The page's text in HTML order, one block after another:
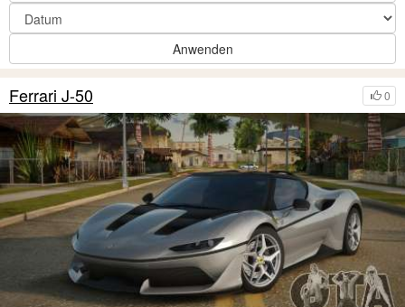
Anwenden
0
Ferrari J-50